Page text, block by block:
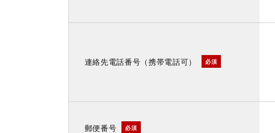
連絡先電話番号（携帯電話可） 必須
郵便番号 必須